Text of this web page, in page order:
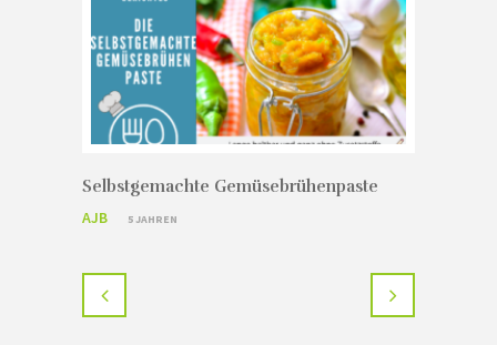
Selbstgemachte Gemüsebrühenpaste
AJB
5 JAHREN